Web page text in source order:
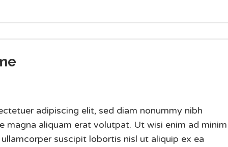
adipiscing elit, sed diam nonummy nibh
magna aliquam erat volutpat. Ut wisi enim ad minim
suscipit lobortis nisl ut aliquip ex ea